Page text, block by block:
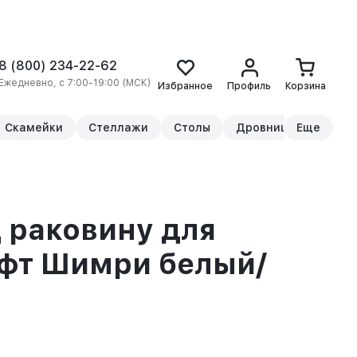
(800) 234-22-62
с 7:00-19:00 (МСК) Избранное Профиль Корзина
Скамейки Стеллажи Столы Дровницы Еще
для
Шимри белый/